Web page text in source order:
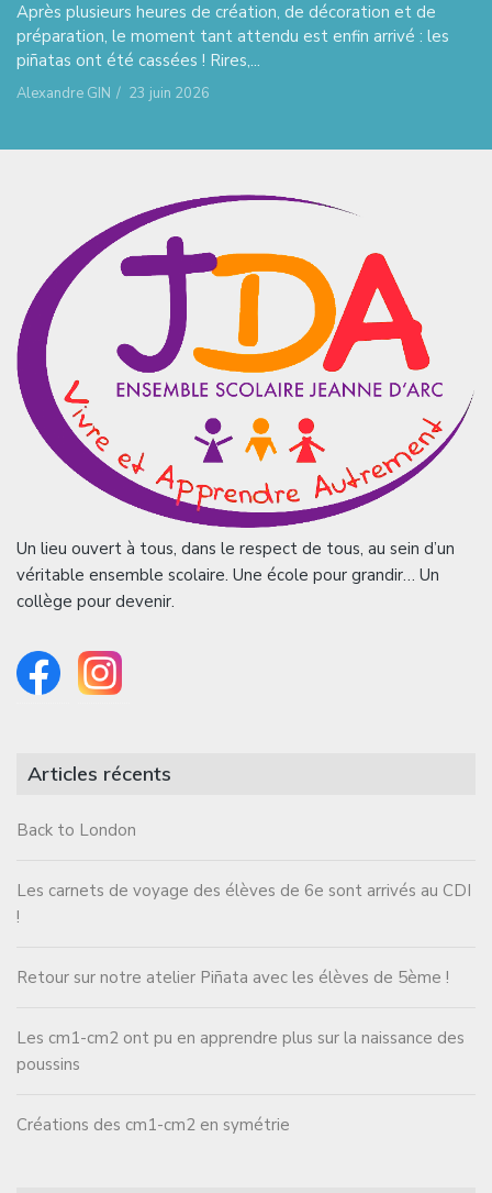
Après plusieurs heures de création, de décoration et de
préparation, le moment tant attendu est enfin arrivé : les
piñatas ont été cassées ! Rires,...
Alexandre GIN / 23 juin 2026
Un lieu ouvert à tous, dans le respect de tous, au sein d’un
véritable ensemble scolaire. Une école pour grandir… Un
collège pour devenir.
Articles récents
Back to London
Les carnets de voyage des élèves de 6e sont arrivés au CDI
!
Retour sur notre atelier Piñata avec les élèves de 5ème !
Les cm1-cm2 ont pu en apprendre plus sur la naissance des
poussins
Créations des cm1-cm2 en symétrie